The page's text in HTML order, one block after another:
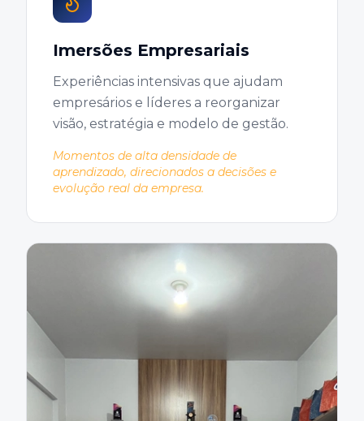
Imersões Empresariais
Experiências intensivas que ajudam
empresários e líderes a reorganizar
visão, estratégia e modelo de gestão.
Momentos de alta densidade de
aprendizado, direcionados a decisões e
evolução real da empresa.